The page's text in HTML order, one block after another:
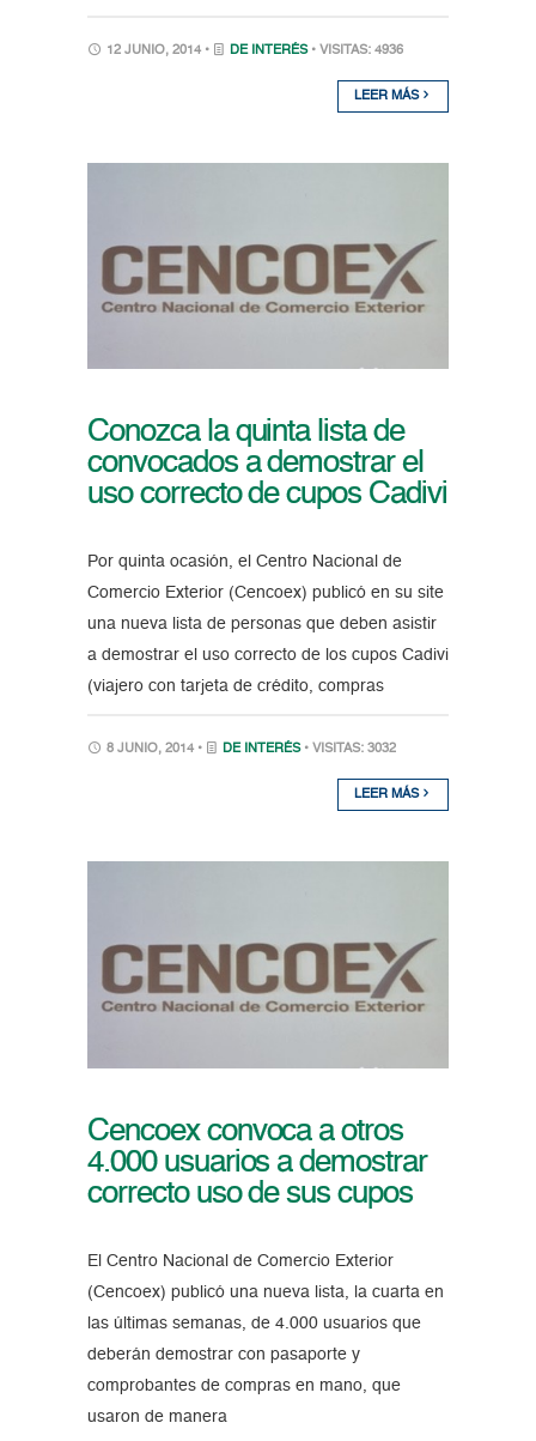
12 JUNIO, 2014 • DE INTERÉS • VISITAS: 4936
LEER MÁS
Conozca la quinta lista de
convocados a demostrar el
uso correcto de cupos Cadivi
Por quinta ocasión, el Centro Nacional de
Comercio Exterior (Cencoex) publicó en su site
una nueva lista de personas que deben asistir
a demostrar el uso correcto de los cupos Cadivi
(viajero con tarjeta de crédito, compras
8 JUNIO, 2014 • DE INTERÉS • VISITAS: 3032
LEER MÁS
Cencoex convoca a otros
4.000 usuarios a demostrar
correcto uso de sus cupos
El Centro Nacional de Comercio Exterior
(Cencoex) publicó una nueva lista, la cuarta en
las últimas semanas, de 4.000 usuarios que
deberán demostrar con pasaporte y
comprobantes de compras en mano, que
usaron de manera